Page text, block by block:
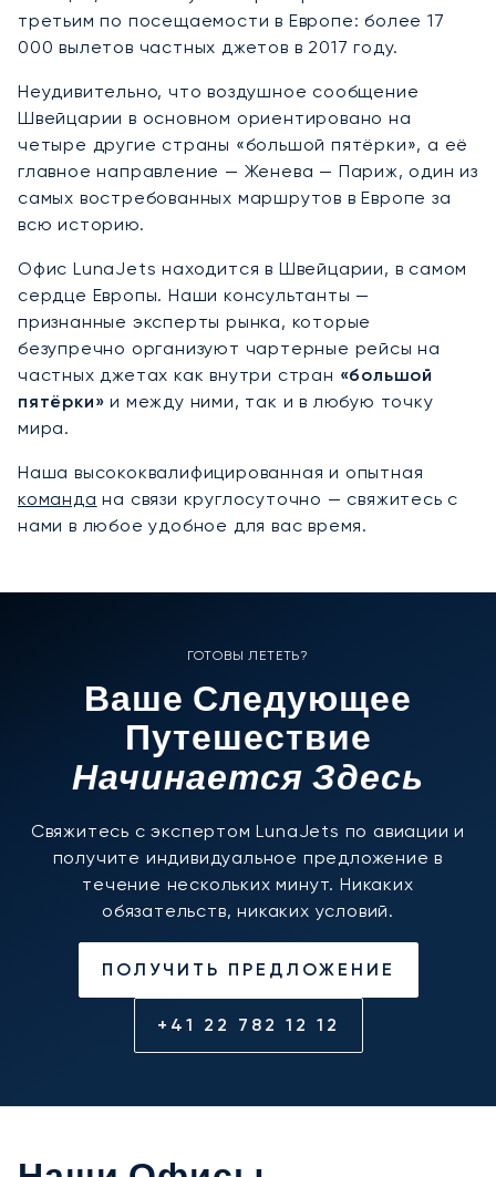
третьим по посещаемости в Европе: более 17
000 вылетов частных джетов в 2017 году.
Неудивительно, что воздушное сообщение
Швейцарии в основном ориентировано на
четыре другие страны «большой пятёрки», а её
главное направление — Женева — Париж, один из
самых востребованных маршрутов в Европе за
всю историю.
Офис LunaJets находится в Швейцарии, в самом
сердце Европы. Наши консультанты —
признанные эксперты рынка, которые
безупречно организуют чартерные рейсы на
частных джетах как внутри стран «большой
пятёрки» и между ними, так и в любую точку
мира.
Наша высококвалифицированная и опытная
команда на связи круглосуточно — свяжитесь с
нами в любое удобное для вас время.
ГОТОВЫ ЛЕТЕТЬ?
Ваше Следующее
Путешествие
Начинается Здесь
Свяжитесь с экспертом LunaJets по авиации и
получите индивидуальное предложение в
течение нескольких минут. Никаких
обязательств, никаких условий.
ПОЛУЧИТЬ ПРЕДЛОЖЕНИЕ
+41 22 782 12 12